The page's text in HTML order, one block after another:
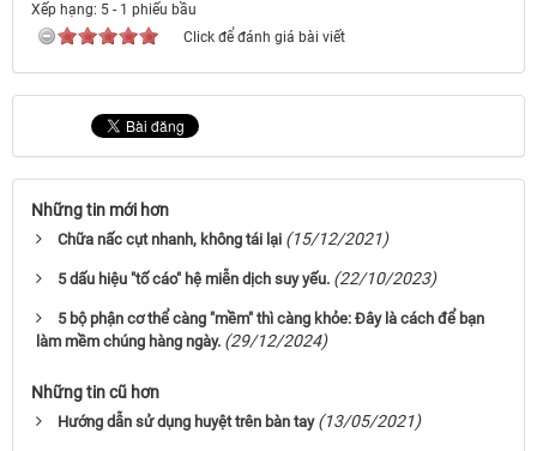
Xếp hạng: 5 - 1 phiếu bầu
Click để đánh giá bài viết
Những tin mới hơn
Chữa nấc cụt nhanh, không tái lại (15/12/2021)
5 dấu hiệu "tố cáo" hệ miễn dịch suy yếu. (22/10/2023)
5 bộ phận cơ thể càng "mềm" thì càng khỏe: Đây là cách để bạn
làm mềm chúng hàng ngày. (29/12/2024)
Những tin cũ hơn
Hướng dẫn sử dụng huyệt trên bàn tay (13/05/2021)